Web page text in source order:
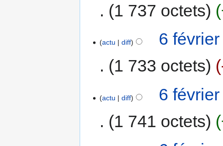
1 737 octets
actu diff
6
1 733 octets
actu diff
6
1 741 octets